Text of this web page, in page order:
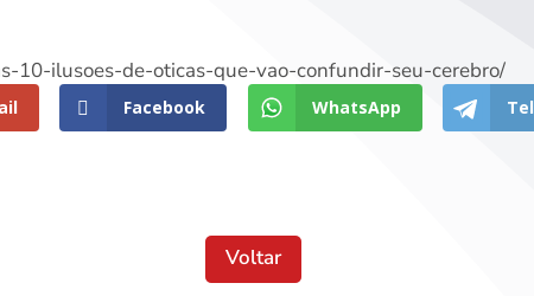
10-ilusoes-de-oticas-que-vao-confundir-seu-cerebro/
Facebook WhatsApp
Voltar